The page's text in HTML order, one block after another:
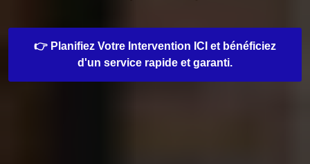
👉 Planifiez Votre Intervention ICI et bénéficiez
d'un service rapide et garanti.